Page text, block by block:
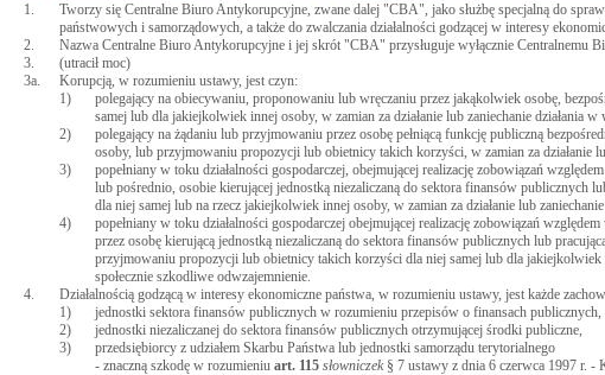
1.
Tworzy się Centralne Biuro Antykorupcyjne, zwane dalej "CBA", jako służbę specjalną do
państwowych i samorządowych, a także do zwalczania działalności godzącej w interesy
2.
Nazwa Centralne Biuro Antykorupcyjne i jej skrót "CBA" przysługuje wyłącznie Centralnemu
3.
(utracił moc)
3a.
Korupcją, w rozumieniu ustawy, jest czyn:
1)
polegający na obiecywaniu, proponowaniu lub wręczaniu przez jakąkolwiek osobę,
samej lub dla jakiejkolwiek innej osoby, w zamian za działanie lub zaniechanie działania
2)
polegający na żądaniu lub przyjmowaniu przez osobę pełniącą funkcję publiczną
osoby, lub przyjmowaniu propozycji lub obietnicy takich korzyści, w zamian za działanie
3)
popełniany w toku działalności gospodarczej, obejmującej realizację zobowiązań
lub pośrednio, osobie kierującej jednostką niezaliczaną do sektora finansów
dla niej samej lub na rzecz jakiejkolwiek innej osoby, w zamian za działanie lub
4)
popełniany w toku działalności gospodarczej obejmującej realizację zobowiązań
przez osobę kierującą jednostką niezaliczaną do sektora finansów publicznych lub
przyjmowaniu propozycji lub obietnicy takich korzyści dla niej samej lub dla jakiejkolwiek
społecznie szkodliwe odwzajemnienie.
4.
Działalnością godzącą w interesy ekonomiczne państwa, w rozumieniu ustawy, jest każde
1)
jednostki sektora finansów publicznych w rozumieniu przepisów o finansach publicznych,
2)
jednostki niezaliczanej do sektora finansów publicznych otrzymującej środki publiczne,
3)
przedsiębiorcy z udziałem Skarbu Państwa lub jednostki samorządu terytorialnego
- znaczną szkodę w rozumieniu art. 115 słowniczek§ 7 ustawy z dnia 6 czerwca 1997 r. -